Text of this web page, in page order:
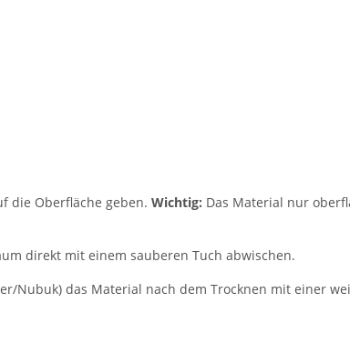
die Oberfläche geben. Wichtig: Das Material nur
direkt mit einem sauberen Tuch abwischen.
Nubuk) das Material nach dem Trocknen mit einer